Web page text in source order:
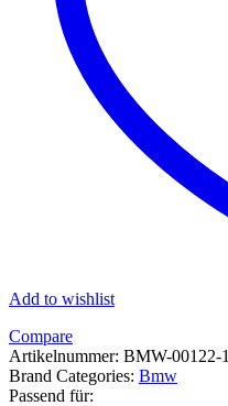
Add to wishlist
Compare
Artikelnummer: BMW-00122-1
Brand Categories: Bmw
Passend für: